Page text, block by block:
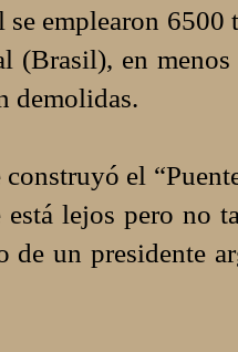
emplearon
(Brasil), en
demolidas.
el “Puente
está lejos pero no
de un presidente